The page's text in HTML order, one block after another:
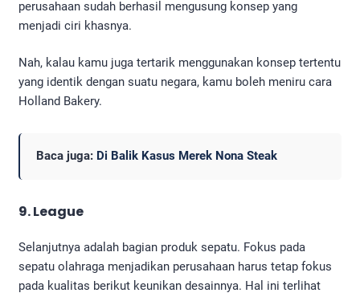
perusahaan sudah berhasil mengusung konsep yang
menjadi ciri khasnya.
Nah, kalau kamu juga tertarik menggunakan konsep tertentu
yang identik dengan suatu negara, kamu boleh meniru cara
Holland Bakery.
Baca juga: Di Balik Kasus Merek Nona Steak
9. League
Selanjutnya adalah bagian produk sepatu. Fokus pada
sepatu olahraga menjadikan perusahaan harus tetap fokus
pada kualitas berikut keunikan desainnya. Hal ini terlihat